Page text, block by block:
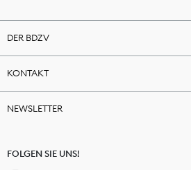
DER BDZV
KONTAKT
NEWSLETTER
FOLGEN SIE UNS!